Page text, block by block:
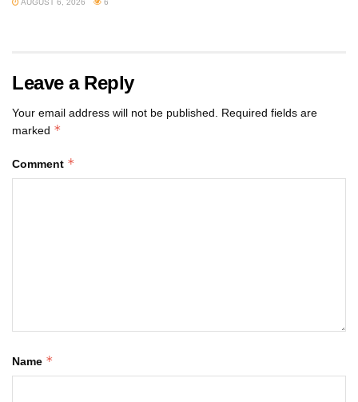
AUGUST 6, 2026 6
Leave a Reply
Your email address will not be published. Required fields are
marked *
Comment *
Name *